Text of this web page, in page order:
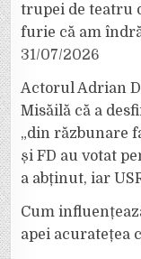
trupei de teatru
furie că am
31/07/2026
Actorul Adrian
Misăilă că a
„din răzbunare
și FD au votat
a abținut, iar
Cum
apei acuratețea